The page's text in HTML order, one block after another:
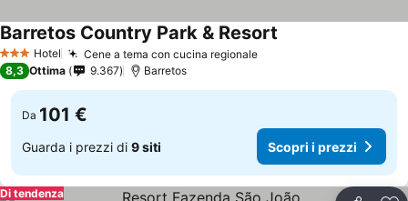
3 StelleHotel Cene a tema con cucina regionale
Barretos Country Park & Resort
8,3 Ottima 9.367 Barretos
Da 101 €
Guarda i prezzi di 9 siti Scopri i prezzi
Di tendenza